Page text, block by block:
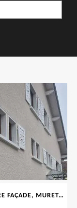
PEINTURE FAÇADE, MURET, TOITURE, BOISERIE, FERRONERIE, GOUTTIÈRE 69